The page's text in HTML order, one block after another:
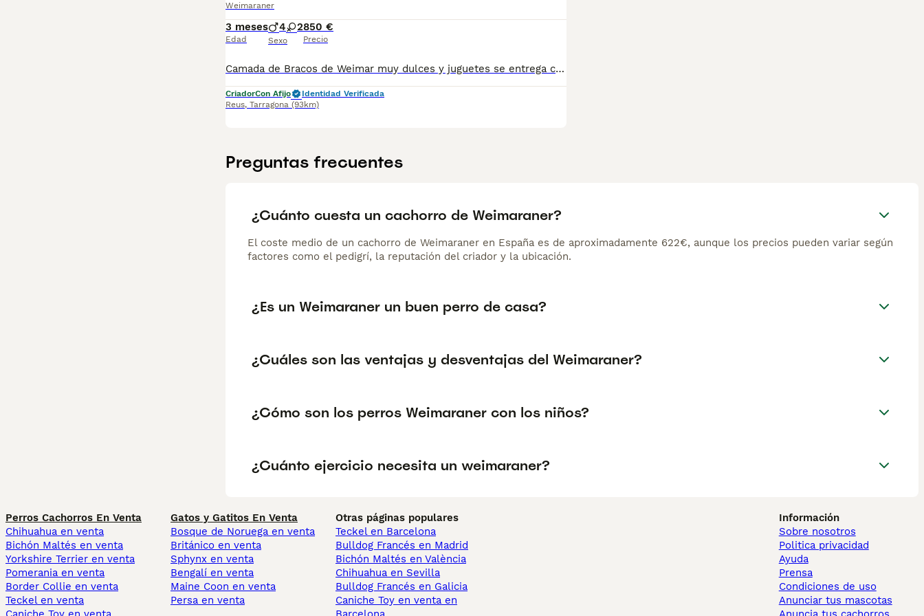
Weimaraner
3 meses
Edad
4 2
Sexo
850 €
Precio
Camada de Bracos de Weimar muy dulces y juguetes se entrega con cartilla sanitaria vacuna chip desparasitación con contrato de garantía víricas y congenitas
CriadorCon Afijo
Identidad Verificada
Reus, Tarragona (93km)
Preguntas frecuentes
¿Cuánto cuesta un cachorro de Weimaraner?
El coste medio de un cachorro de Weimaraner en España es de aproximadamente 622€, aunque los precios pueden variar según
factores como el pedigrí, la reputación del criador y la ubicación.
¿Es un Weimaraner un buen perro de casa?
¿Cuáles son las ventajas y desventajas del Weimaraner?
¿Cómo son los perros Weimaraner con los niños?
¿Cuánto ejercicio necesita un weimaraner?
Perros Cachorros En Venta
Chihuahua en venta
Bichón Maltés en venta
Yorkshire Terrier en venta
Pomerania en venta
Border Collie en venta
Teckel en venta
Gatos y Gatitos En Venta
Bosque de Noruega en venta
Británico en venta
Sphynx en venta
Bengalí en venta
Maine Coon en venta
Persa en venta
Otras páginas populares
Teckel en Barcelona
Bulldog Francés en Madrid
Bichón Maltés en València
Chihuahua en Sevilla
Bulldog Francés en Galicia
Caniche Toy en venta en
Información
Sobre nosotros
Politica privacidad
Ayuda
Prensa
Condiciones de uso
Anunciar tus mascotas